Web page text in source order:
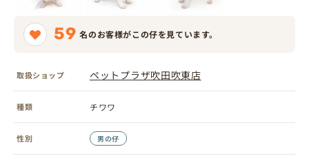
59 名のお客様がこの仔を見ています。
取扱ショップ ペットプラザ吹田吹東店
種類 チワワ
性別 男の仔